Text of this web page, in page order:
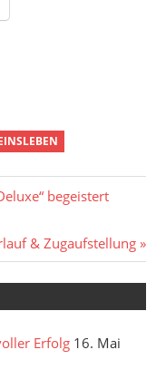
begeistert
& Zugaufstellung
Erfolg 16. Mai